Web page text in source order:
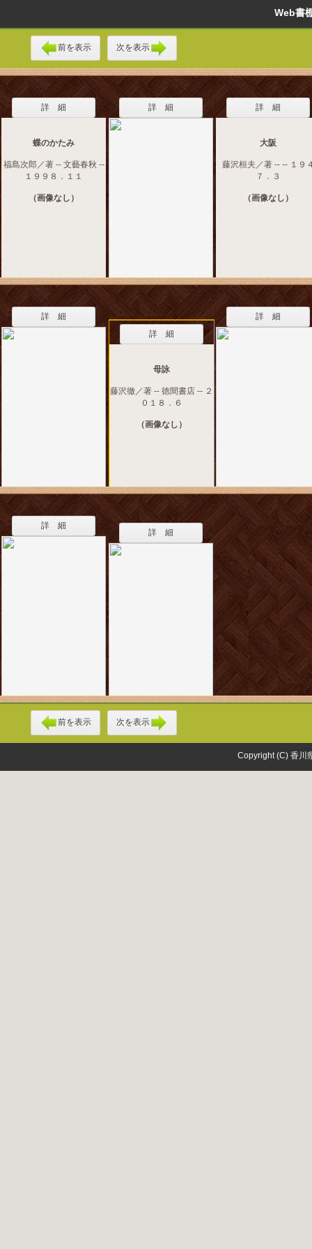
Web
前を表示 次を表示
詳 細
蝶のかたみ
福島次郎／著 -- 文藝春秋 --
１９９８．１１
（画像なし）
詳 細 詳 細
大阪
藤沢桓夫／著 -- -- １９
７．３
（画像なし）
詳 細
詳 細
母詠
藤沢徹／著 -- 徳間書店 -- ２
０１８．６
（画像なし）
詳 細
詳 細
詳 細
前を表示 次を表示
Copyright (C) 香川